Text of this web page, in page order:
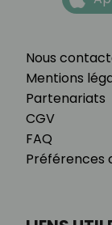
Nous
Mentions
Partenariats
CGV
FAQ
Préférences